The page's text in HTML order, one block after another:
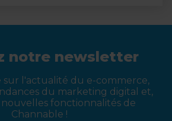
notre newsletter
sur l'actualité du e-commerce,
du marketing digital et,
nouvelles fonctionnalités de
Channable !